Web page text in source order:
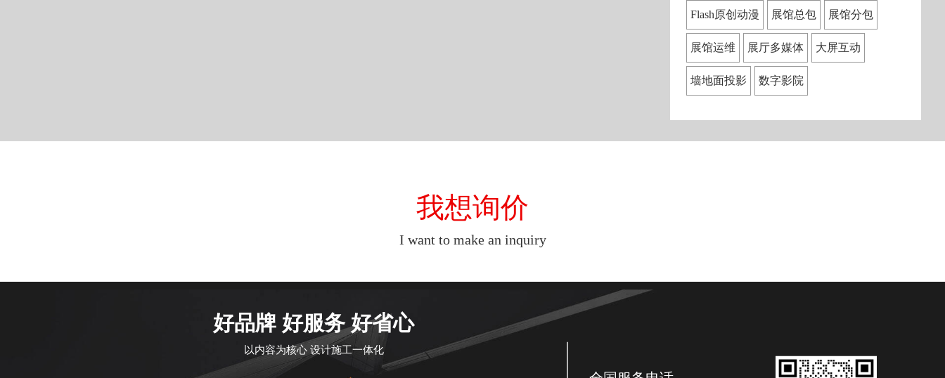
Flash原创动漫 展馆总包 展馆分包
展馆运维 展厅多媒体 大屏互动
墙地面投影 数字影院
我想询价
I want to make an inquiry
好品牌 好服务 好省心
以内容为核心 设计施工一体化